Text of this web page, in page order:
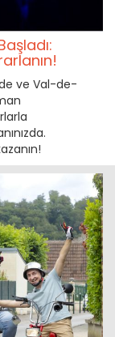
ve Val-de-